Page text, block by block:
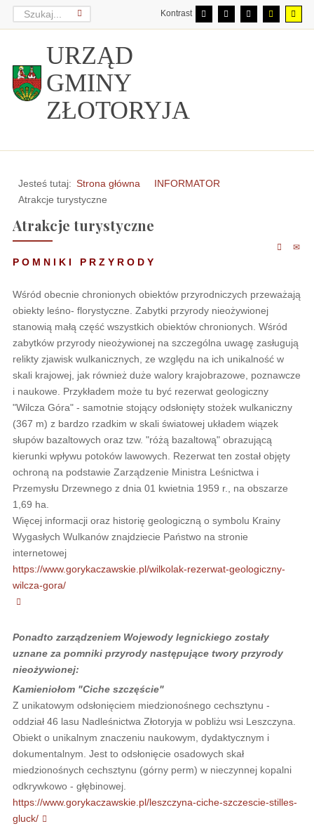
Kontrast
URZĄD
GMINY
ZŁOTORYJA
Jesteś tutaj: Strona główna
INFORMATOR
Atrakcje turystyczne
Atrakcje turystyczne
P O M N I K I P R Z Y R O D Y
Wśród obecnie chronionych obiektów przyrodniczych przeważają
obiekty leśno- florystyczne. Zabytki przyrody nieożywionej
stanowią małą część wszystkich obiektów chronionych. Wśród
zabytków przyrody nieożywionej na szczególna uwagę zasługują
relikty zjawisk wulkanicznych, ze względu na ich unikalność w
skali krajowej, jak również duże walory krajobrazowe, poznawcze
i naukowe. Przykładem może tu być rezerwat geologiczny
"Wilcza Góra" - samotnie stojący odsłonięty stożek wulkaniczny
(367 m) z bardzo rzadkim w skali światowej układem wiązek
słupów bazaltowych oraz tzw. "różą bazaltową" obrazującą
kierunki wpływu potoków lawowych. Rezerwat ten został objęty
ochroną na podstawie Zarządzenie Ministra Leśnictwa i
Przemysłu Drzewnego z dnia 01 kwietnia 1959 r., na obszarze
1,69 ha.
Więcej informacji oraz historię geologiczną o symbolu Krainy
Wygasłych Wulkanów znajdziecie Państwo na stronie
internetowej
https://www.gorykaczawskie.pl/wilkolak-rezerwat-geologiczny-
wilcza-gora/
Ponadto zarządzeniem Wojewody legnickiego zostały
uznane za pomniki przyrody następujące twory przyrody
nieożywionej:
Kamieniołom "Ciche szczęście"
Z unikatowym odsłonięciem miedzionośnego cechsztynu -
oddział 46 lasu Nadleśnictwa Złotoryja w pobliżu wsi Leszczyna.
Obiekt o unikalnym znaczeniu naukowym, dydaktycznym i
dokumentalnym. Jest to odsłonięcie osadowych skał
miedzionośnych cechsztynu (górny perm) w nieczynnej kopalni
odkrywkowo - głębinowej.
https://www.gorykaczawskie.pl/leszczyna-ciche-szczescie-stilles-
gluck/